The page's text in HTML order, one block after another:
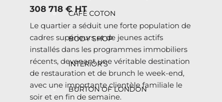
CAFÉ COTON
BODY SHOP
INTERIOR’S
BURTON OF LONDON
308 718 € HT
Le quartier a séduit une forte population de
cadres supérieurs et de jeunes actifs
installés dans les programmes immobiliers
récents, devenant une véritable destination
de restauration et de brunch le week-end,
avec une importante clientèle familiale le
soir et en fin de semaine.